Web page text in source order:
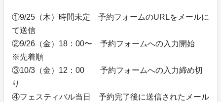
①9/25（木）時間未定 予約フォームのURLをメールに
て送信
②9/26（金）18：00〜 予約フォームへの入力開始
※先着順
③10/3（金）12：00 予約フォームへの入力締め切
り
④フェスティバル当日 予約完了後に送信されたメール